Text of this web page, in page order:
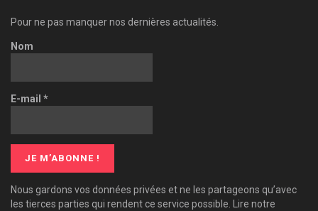
Pour ne pas manquer nos dernières actualités.
Nom
E-mail *
Nous gardons vos données privées et ne les partageons qu’avec
les tierces parties qui rendent ce service possible. Lire notre